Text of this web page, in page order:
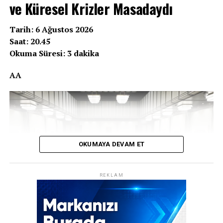
suretiyle çocuk tarafından ele geçirilmesine neden olan
kişi, fiil daha ağır cezayı gerektiren başka bir suç
oluşturmadığı takdirde 1 yıldan 3 yıla kadar hapis
cezasıyla karşı karşıya kalacak.
ve Küresel Krizler Masadaydı
Tarih: 6 Ağustos 2026
Saat: 20.45
Okuma Süresi: 3 dakika
AA
OKUMAYA DEVAM ET
REKLAM